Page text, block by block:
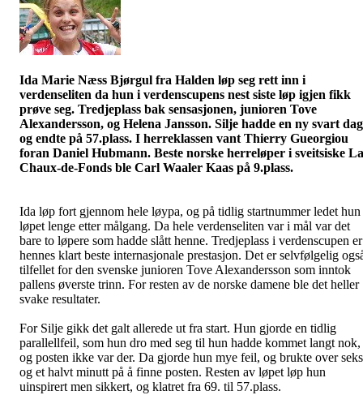
Ida Marie Næss Bjørgul fra Halden løp seg rett inn i
verdenseliten da hun i verdenscupens nest siste løp igjen fikk
prøve seg. Tredjeplass bak sensasjonen, junioren Tove
Alexandersson, og Helena Jansson. Silje hadde en ny svart
og endte på 57.plass. I herreklassen vant Thierry Gueorgiou
foran Daniel Hubmann. Beste norske herreløper i sveitsiske La
Chaux-de-Fonds ble Carl Waaler Kaas på 9.plass.
Ida løp fort gjennom hele løypa, og på tidlig startnummer ledet hun
løpet lenge etter målgang. Da hele verdenseliten var i mål var det
bare to løpere som hadde slått henne. Tredjeplass i verdenscupen er
hennes klart beste internasjonale prestasjon. Det er selvfølgelig
tilfellet for den svenske junioren Tove Alexandersson som inntok
pallens øverste trinn. For resten av de norske damene ble det heller
svake resultater.
For Silje gikk det galt allerede ut fra start. Hun gjorde en tidlig
parallellfeil, som hun dro med seg til hun hadde kommet langt nok,
og posten ikke var der. Da gjorde hun mye feil, og brukte over seks
og et halvt minutt på å finne posten. Resten av løpet løp hun
uinspirert men sikkert, og klatret fra 69. til 57.plass.